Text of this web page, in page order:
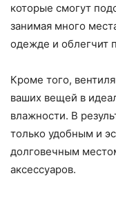
которые смогут
занимая много
одежде и облегчит
Кроме того,
ваших вещей в
влажности. В
только удобным и
долговечным
аксессуаров.